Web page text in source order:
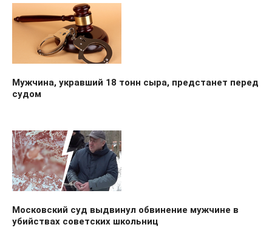
Мужчина, укравший 18 тонн сыра, предстанет перед
судом
Московский суд выдвинул обвинение мужчине в
убийствах советских школьниц